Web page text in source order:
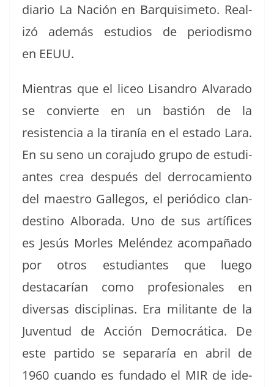
diario La Nación en Bar­quisime­to. Real­
izó además estu­dios de peri­odis­mo
en EEUU.
Mien­tras que el liceo Lisan­dro Alvara­do
se con­vierte en un bastión de la
resisten­cia a la tiranía en el esta­do Lara.
En su seno un cora­ju­do grupo de estu­di­
antes crea después del der­ro­camien­to
del mae­stro Gal­le­gos, el per­iódi­co clan­
des­ti­no Alb­o­ra­da. Uno de sus artí­fices
es Jesús Mor­les Melén­dez acom­paña­do
por otros estu­di­antes que luego
destacarían como pro­fe­sion­ales en
diver­sas dis­ci­plinas. Era mil­i­tante de la
Juven­tud de Acción Democráti­ca. De
este par­tido se sep­a­raría en abril de
1960 cuan­do es fun­da­do el MIR de ide­